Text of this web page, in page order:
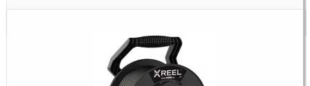
Dostępne:1 Szt.